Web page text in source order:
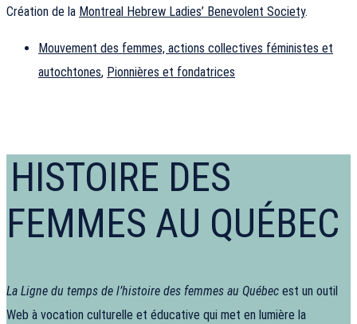
Création de la Montreal Hebrew Ladies’ Benevolent Society.
Mouvement des femmes, actions collectives féministes et
autochtones, Pionnières et fondatrices
HISTOIRE DES
FEMMES AU QUÉBEC
La Ligne du temps de l’histoire des femmes au Québec est un outil
Web à vocation culturelle et éducative qui met en lumière la